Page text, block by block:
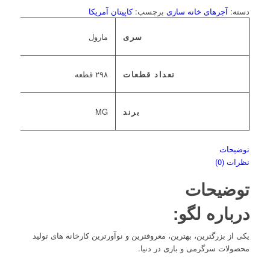
دسته: آجرهای خانه سازی برچسب:کاپیتان آمریکا
سری مارول
تعداد قطعات ۲۹۸ قطعه
برند MG
توضیحات
نظرات (0)
توضیحات
درباره لگو:
یکی از بزرگترین، بهترین، معروفترین و نوآورترین کارخانه های تولید
محصولات سرگرمی و بازی در دنیا.